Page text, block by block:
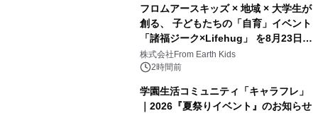
フロムアースキッズ × 地域 × 大学生が
創る、 子どもたちの「自育」イベント
「諸福ジーク×Lifehug」 を8月23日
(日)開催
株式会社From Earth Kids
2時間前
学園生活コミュニティ「キャラフレ」
｜2026『夏祭りイベント』のお知らせ